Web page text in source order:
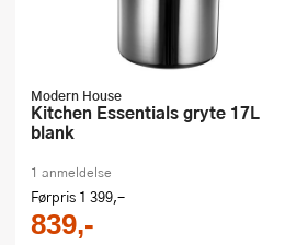
Modern House
Kitchen Essentials gryte 17L
blank
1 anmeldelse
Førpris 1 399,-
839,-